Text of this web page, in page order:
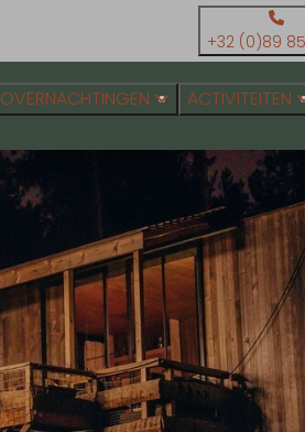
+32 (0)89
OVERNACHTINGEN ACTIVITEITEN